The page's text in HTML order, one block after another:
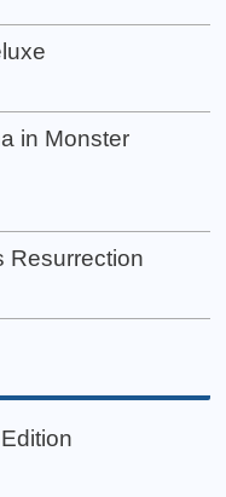
in Monster
Resurrection